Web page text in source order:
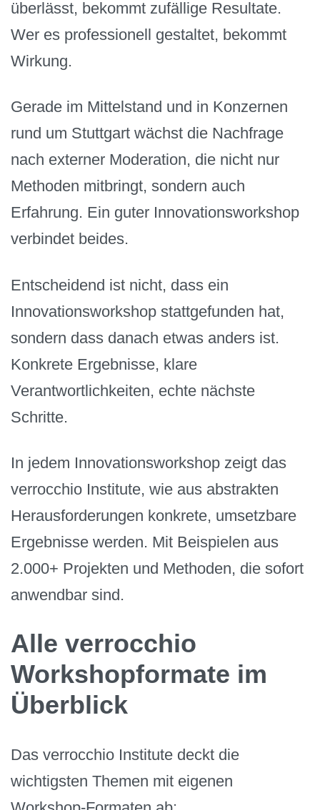
überlässt, bekommt zufällige Resultate.
Wer es professionell gestaltet, bekommt
Wirkung.
Gerade im Mittelstand und in Konzernen
rund um Stuttgart wächst die Nachfrage
nach externer Moderation, die nicht nur
Methoden mitbringt, sondern auch
Erfahrung. Ein guter Innovationsworkshop
verbindet beides.
Entscheidend ist nicht, dass ein
Innovationsworkshop stattgefunden hat,
sondern dass danach etwas anders ist.
Konkrete Ergebnisse, klare
Verantwortlichkeiten, echte nächste
Schritte.
In jedem Innovationsworkshop zeigt das
verrocchio Institute, wie aus abstrakten
Herausforderungen konkrete, umsetzbare
Ergebnisse werden. Mit Beispielen aus
2.000+ Projekten und Methoden, die sofort
anwendbar sind.
Alle verrocchio
Workshopformate im
Überblick
Das verrocchio Institute deckt die
wichtigsten Themen mit eigenen